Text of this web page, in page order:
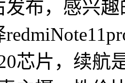
发布，感兴
芯片，续航